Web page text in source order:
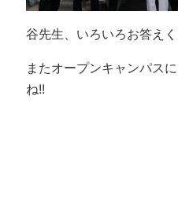
谷先生、いろいろお答え
またオープンキャンパス
ね!!